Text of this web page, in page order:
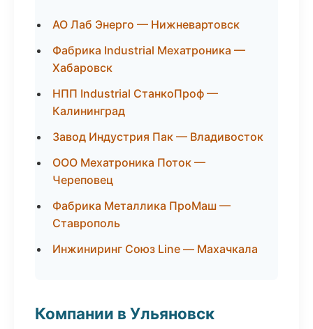
АО Лаб Энерго — Нижневартовск
Фабрика Industrial Мехатроника —
Хабаровск
НПП Industrial СтанкоПроф —
Калининград
Завод Индустрия Пак — Владивосток
ООО Мехатроника Поток —
Череповец
Фабрика Металлика ПроМаш —
Ставрополь
Инжиниринг Союз Line — Махачкала
Компании в Ульяновск